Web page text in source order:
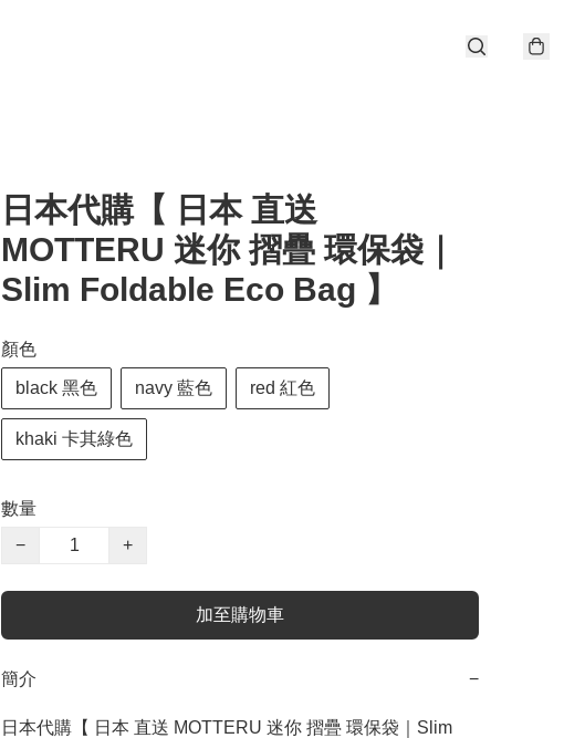
日本代購【 日本 直送
MOTTERU 迷你 摺疊 環保袋｜
Slim Foldable Eco Bag 】
顏色
black 黑色 navy 藍色 red 紅色
khaki 卡其綠色
數量
−
+
加至購物車
簡介 −
日本代購【 日本 直送 MOTTERU 迷你 摺疊 環保袋｜Slim